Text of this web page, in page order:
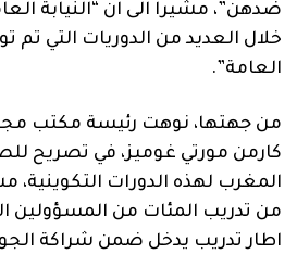
ضدهن”، مشيرا الى ان “النيابة
خلال العديد من الدوريات التي تم
العامة”.
من جهتها، نوهت رئيسة مكتب
كارمن مورتي غوميز، في تصريح
المغرب لهذه الدورات التكوينية،
من تدريب المئات من المسؤولين
اطار تدريب يدخل ضمن شراكة